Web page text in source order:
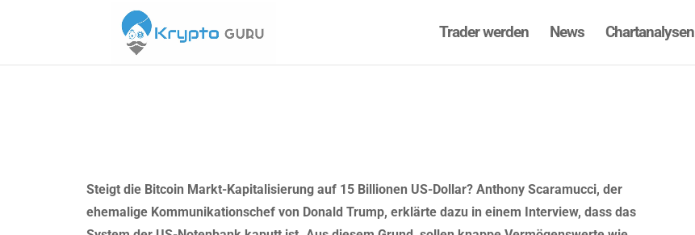
Trader werden News Chartanalysen
Steigt die Bitcoin Markt-Kapitalisierung auf 15 Billionen US-Dollar? Anthony Scaramucci, der
ehemalige Kommunikationschef von Donald Trump, erklärte dazu in einem Interview, dass das